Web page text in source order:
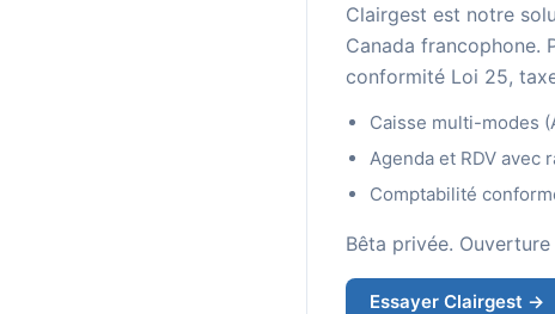
Clairgest est notre
Canada francophone.
conformité Loi 25,
Caisse multi-modes
Agenda et RDV avec
Comptabilité
Bêta privée.
Essayer Clairgest →